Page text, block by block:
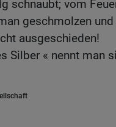
schnaubt; vom
geschmolzen
ausgeschieden!
Silber « nennt man